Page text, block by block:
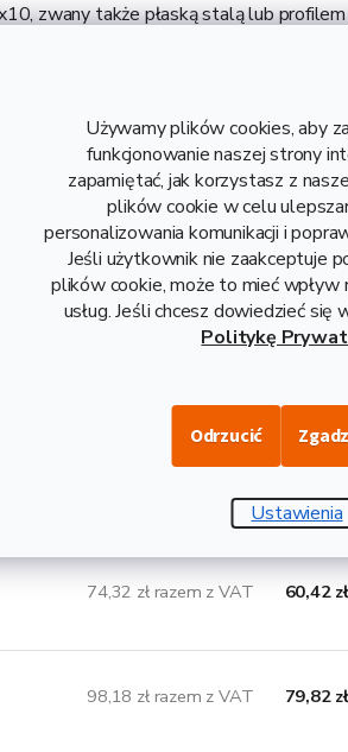
Używamy plików cookies, aby
funkcjonowanie naszej strony
zapamiętać, jak korzystasz z
plików cookie w celu
personalizowania komunikacji i
Jeśli użytkownik nie zaakceptuje
plików cookie, może to mieć wpływ
usług. Jeśli chcesz dowiedzieć się
Politykę
Ustawienia
Odrzucić
zwany także płaską stalą lub
spawalnością. Idealny do gięcia.
ślusarstwie i innych gałęziach
10 mm. Długość 1 m odpowiada wadze
wymiary, które
38,50 zł razem z VAT 31,30
74,32 zł razem z VAT 60,42 zł
98,18 zł razem z VAT 79,82 zł